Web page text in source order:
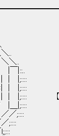
..
深
／;::::
;:::: （
￣